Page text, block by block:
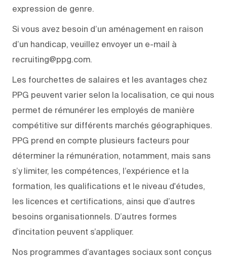
expression de genre.
Si vous avez besoin d’un aménagement en raison
d’un handicap, veuillez envoyer un e-mail à
recruiting@ppg.com.
Les fourchettes de salaires et les avantages chez
PPG peuvent varier selon la localisation, ce qui nous
permet de rémunérer les employés de manière
compétitive sur différents marchés géographiques.
PPG prend en compte plusieurs facteurs pour
déterminer la rémunération, notamment, mais sans
s’y limiter, les compétences, l’expérience et la
formation, les qualifications et le niveau d'études,
les licences et certifications, ainsi que d’autres
besoins organisationnels. D’autres formes
d'incitation peuvent s’appliquer.
Nos programmes d’avantages sociaux sont conçus